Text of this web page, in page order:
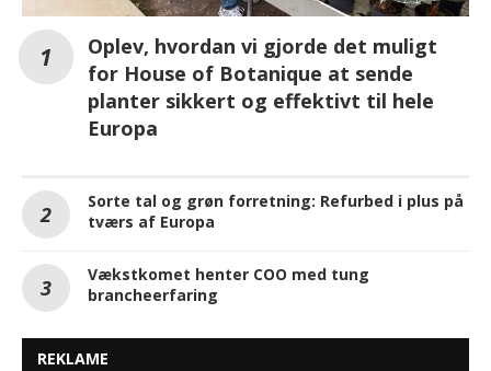
Oplev, hvordan vi gjorde det muligt
for House of Botanique at sende
planter sikkert og effektivt til hele
Europa
Sorte tal og grøn forretning: Refurbed i plus på
tværs af Europa
Vækstkomet henter COO med tung
brancheerfaring
REKLAME